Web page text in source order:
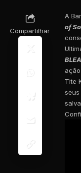
Compartilhar
A
of
Tite
seus